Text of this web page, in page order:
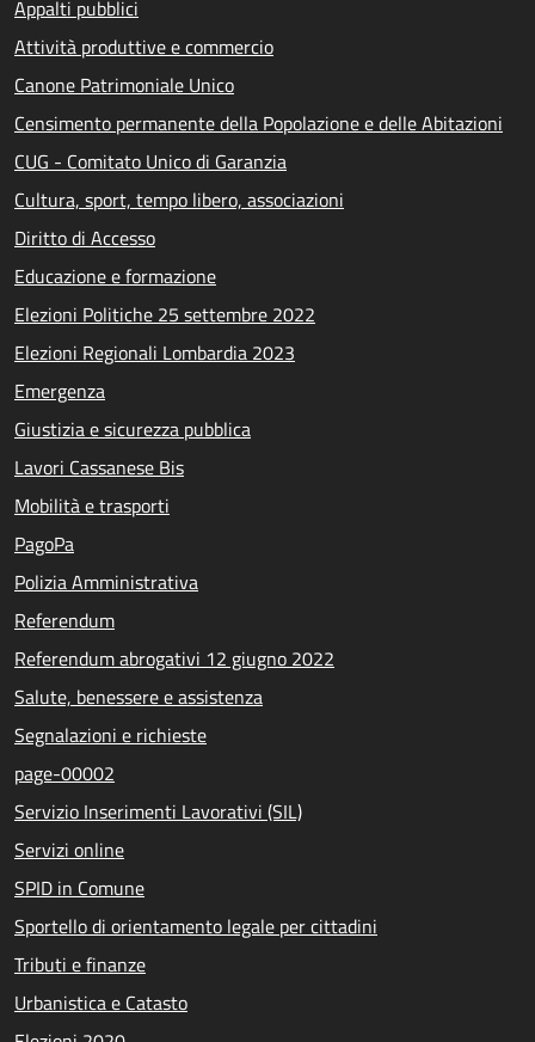
Appalti pubblici
Attività produttive e commercio
Canone Patrimoniale Unico
Censimento permanente della Popolazione e delle Abitazioni
CUG - Comitato Unico di Garanzia
Cultura, sport, tempo libero, associazioni
Diritto di Accesso
Educazione e formazione
Elezioni Politiche 25 settembre 2022
Elezioni Regionali Lombardia 2023
Emergenza
Giustizia e sicurezza pubblica
Lavori Cassanese Bis
Mobilità e trasporti
PagoPa
Polizia Amministrativa
Referendum
Referendum abrogativi 12 giugno 2022
Salute, benessere e assistenza
Segnalazioni e richieste
page-00002
Servizio Inserimenti Lavorativi (SIL)
Servizi online
SPID in Comune
Sportello di orientamento legale per cittadini
Tributi e finanze
Urbanistica e Catasto